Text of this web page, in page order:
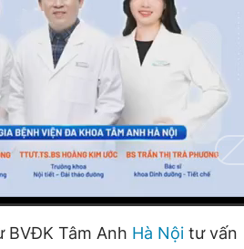
BVĐK Tâm Anh Hà Nội tư vấn